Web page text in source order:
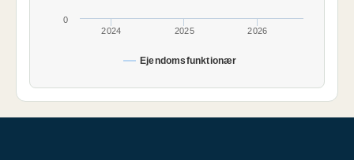
Ejendomsfunktionær
2024 2025 2026
0